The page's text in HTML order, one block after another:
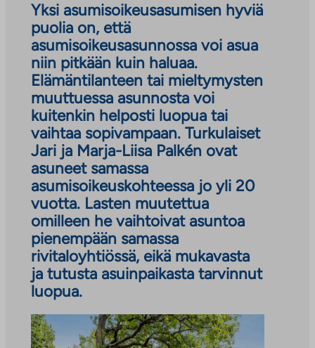
Yksi asumisoikeusasumisen hyviä
puolia on, että
asumisoikeusasunnossa voi asua
niin pitkään kuin haluaa.
Elämäntilanteen tai mieltymysten
muuttuessa asunnosta voi
kuitenkin helposti luopua tai
vaihtaa sopivampaan. Turkulaiset
Jari ja Marja-Liisa Palkén ovat
asuneet samassa
asumisoikeuskohteessa jo yli 20
vuotta. Lasten muutettua
omilleen he vaihtoivat asuntoa
pienempään samassa
rivitaloyhtiössä, eikä mukavasta
ja tutusta asuinpaikasta tarvinnut
luopua.